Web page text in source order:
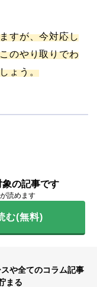
すが、今対応し
のやり取りでわ
ょう。
象の記事です
読めます
む(無料)
や全てのコラム記事
まる